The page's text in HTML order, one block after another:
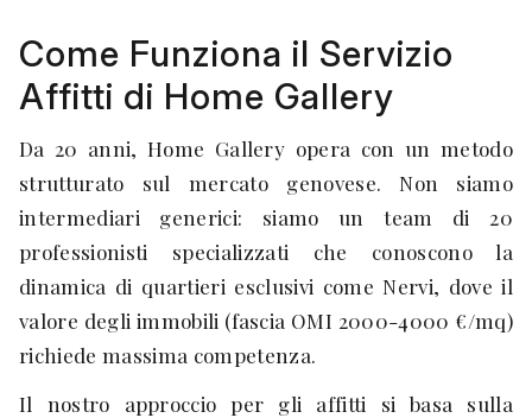
Come Funziona il Servizio
Affitti di Home Gallery
Da 20 anni, Home Gallery opera con un metodo
strutturato sul mercato genovese. Non siamo
intermediari generici: siamo un team di 20
professionisti specializzati che conoscono la
dinamica di quartieri esclusivi come Nervi, dove il
valore degli immobili (fascia OMI 2000-4000 €/mq)
richiede massima competenza.
Il nostro approccio per gli affitti si basa sulla